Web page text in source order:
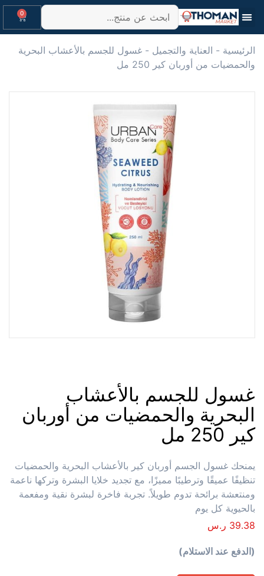
0
الرئيسية - العناية والتجميل - غسول للجسم بالأعشاب البحرية
والحمضيات من أوربان كير 250 مل
غسول للجسم بالأعشاب
البحرية والحمضيات من أوربان
كير 250 مل
يمنحك غسول الجسم أوربان كير بالأعشاب البحرية والحمضيات
تنظيفًا عميقًا وترطيبًا مميزًا، مع تجديد خلايا البشرة وتركها ناعمة
ومنتعشة برائحة تدوم طويلاً. تجربة فاخرة لبشرة نقية ومفعمة
بالحيوية كل يوم
39.38 ر.س
(الدفع عند الاستلام)